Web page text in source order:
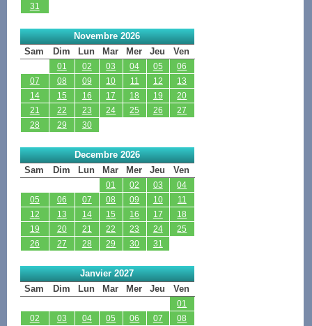
31
Novembre 2026
Sam
Dim Lun Mar Mer Jeu Ven
01 02 03 04 05
06
07
08 09 10 11 12
13
14
15 16 17 18 19
20
21
22 23 24 25 26
27
28
29 30
Decembre 2026
Sam
Dim Lun Mar Mer Jeu Ven
01 02 03
04
05
06 07 08 09 10
11
12
13 14 15 16 17
18
19
20 21 22 23 24
25
26
27 28 29 30 31
Janvier 2027
Sam
Dim Lun Mar Mer Jeu Ven
01
02
03 04 05 06 07
08